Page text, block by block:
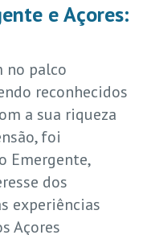
e Açores:
no palco
reconhecidos
a sua riqueza
foi
Emergente,
dos
experiências
Açores